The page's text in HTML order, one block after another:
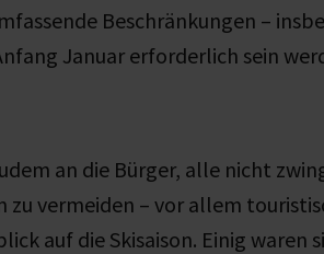
Beschränkungen –
Januar erforderlich sein
an die Bürger, alle nicht
vermeiden – vor allem
auf die Skisaison. Einig waren